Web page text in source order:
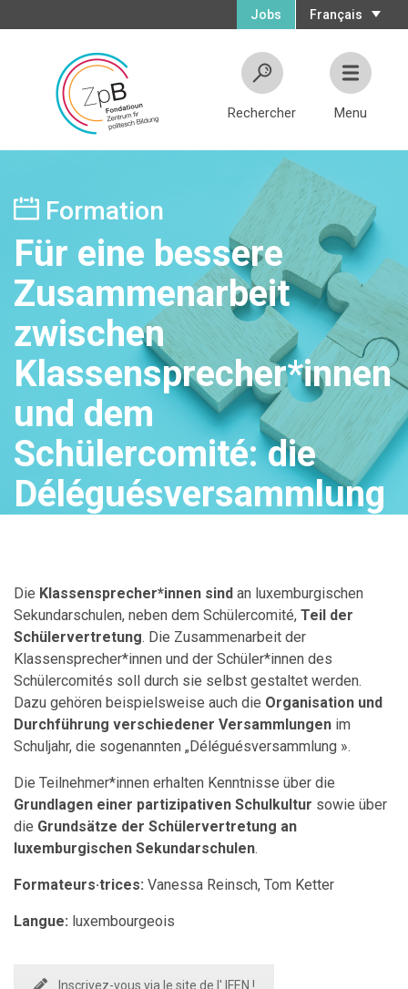
Français
Jobs
Rechercher Menu
Formation
Für eine bessere
Zusammenarbeit
zwischen
Klassensprecher*innen
und dem
Schülercomité: die
Déléguésversammlung
Die Klassensprecher*innen sind an luxemburgischen
Sekundarschulen, neben dem Schülercomité, Teil der
Schülervertretung. Die Zusammenarbeit der
Klassensprecher*innen und der Schüler*innen des
Schülercomités soll durch sie selbst gestaltet werden.
Dazu gehören beispielsweise auch die Organisation und
Durchführung verschiedener Versammlungen im
Schuljahr, die sogenannten „Déléguésversammlung ».
Die Teilnehmer*innen erhalten Kenntnisse über die
Grundlagen einer partizipativen Schulkultur sowie über
die Grundsätze der Schülervertretung an
luxemburgischen Sekundarschulen.
Formateurs·trices: Vanessa Reinsch, Tom Ketter
Langue: luxembourgeois
Inscrivez-vous via le site de l' IFEN !